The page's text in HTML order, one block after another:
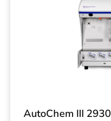
AutoChem III 2930